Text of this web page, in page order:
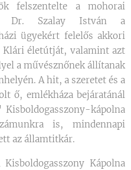
felszentelte a mohorai
Dr. Szalay István a
ügyekért felelős akkori
életútját, valamint azt
a művésznőnek állítanak
A hit, a szeretet és a
ő, emlékháza bejáratánál
kápolna
is, mindennapi
az államtitkár.
Kápolna